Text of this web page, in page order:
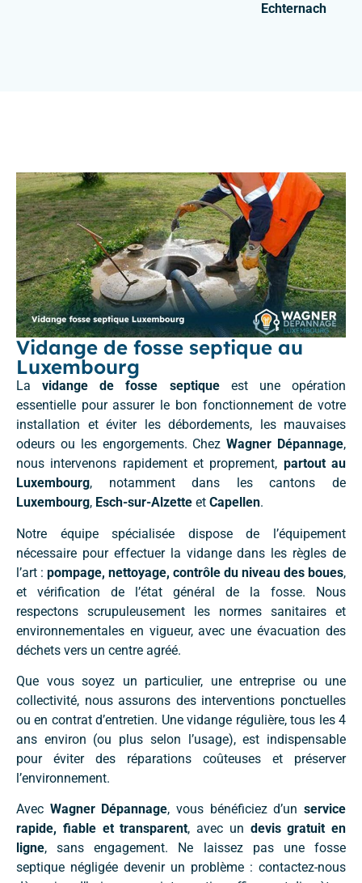
Echternach
Vidange de fosse septique au
Luxembourg
Lavidange de fosse septiqueest une opération
essentielle pour assurer le bon fonctionnement de votre
installation et éviter les débordements, les mauvaises
odeurs ou les engorgements. ChezWagner Dépannage,
nous intervenons rapidement et proprement, partout au
Luxembourg, notamment dans les cantons de
Luxembourg, Esch-sur-Alzette et Capellen.
Notre équipe spécialisée dispose de l’équipement
nécessaire pour effectuer la vidange dans les règles de
l’art : pompage, nettoyage, contrôle du niveau des boues,
et vérification de l’état général de la fosse. Nous
respectons scrupuleusement les normes sanitaires et
environnementales en vigueur, avec une évacuation des
déchets vers un centre agréé.
Que vous soyez un particulier, une entreprise ou une
collectivité, nous assurons des interventions ponctuelles
ou en contrat d’entretien. Une vidange régulière, tous les 4
ans environ (ou plus selon l’usage), est indispensable
pour éviter des réparations coûteuses et préserver
l’environnement.
Avec Wagner Dépannage, vous bénéficiez d’unservice
rapide, fiable et transparent, avec un devis gratuit en
ligne, sans engagement. Ne laissez pas une fosse
septique négligée devenir un problème : contactez-nous